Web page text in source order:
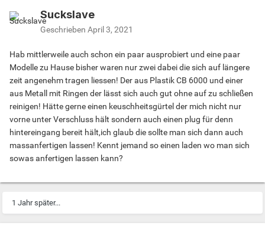
Suckslave
Geschrieben April 3, 2021
Hab mittlerweile auch schon ein paar ausprobiert und eine paar
Modelle zu Hause bisher waren nur zwei dabei die sich auf längere
zeit angenehm tragen liessen! Der aus Plastik CB 6000 und einer
aus Metall mit Ringen der lässt sich auch gut ohne auf zu schließen
reinigen! Hätte gerne einen keuschheitsgürtel der mich nicht nur
vorne unter Verschluss hält sondern auch einen plug für denn
hintereingang bereit hält,ich glaub die sollte man sich dann auch
massanfertigen lassen! Kennt jemand so einen laden wo man sich
sowas anfertigen lassen kann?
1 Jahr später...